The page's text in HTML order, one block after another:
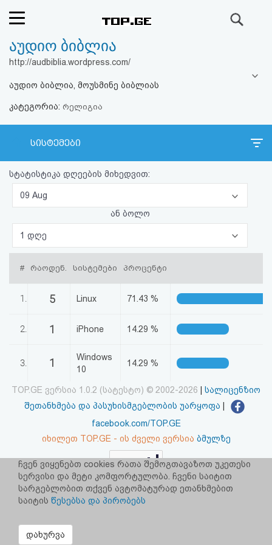
რეიტინგი
ფოსტა
კითხვა-
პასუხი
ავტორიზაცია
რეგისტრაცია
აღდგენა
კოდი
სალიცენზიო
შეთანხმება
და
პასუხისმგებლობის
უარყოფა
აუდიო ბიბლია
http://audbiblia.wordpress.com/
აუდიო ბიბლია, მოუსმინე ბიბლიას
კატეგორია: რელიგია
სისტემები
სტატისტიკა დღეების მიხედვით:
09 Aug
ან ბოლო
1 დღე
# რაოდენ. სისტემები პროცენტი
1. 5 Linux 71.43 %
2. 1 iPhone 14.29 %
3. 1
Windows
10
14.29 %
TOP.GE ვერსია 1.0.2 (სატესტო) © 2002-2026
სალიცენზიო
შეთანხმება და პასუხისმგებლობის უარყოფა
facebook.com/TOP.GE
იხილეთ TOP.GE - ის ძველი ვერსია ბმულზე
რეკლამა TOP.GE - ზე
TOP.GE-ს სერვერების განთავსებას და ინტერნეტთან კავშირს
უზრუნველყოფს:
ჩვენ ვიყენებთ cookies რათა შემოგთავაზოთ უკეთესი
სერვისი და მეტი კომფორტულობა. ჩვენი საიტით
სარგებლობით თქვენ ავტომატურად ეთანხმებით
საიტის წესებსა და პირობებს
დახურვა